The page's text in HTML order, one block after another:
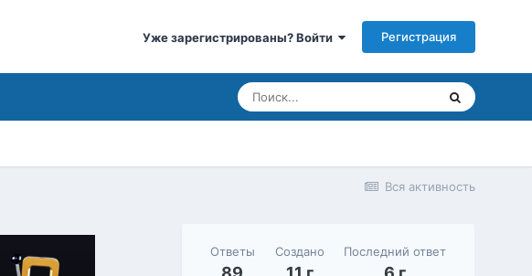
Уже зарегистрированы? Войти Регистрация
Вся активность
Ответы Создано Последний ответ